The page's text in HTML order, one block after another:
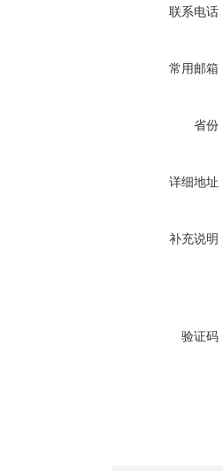
联系电话
常用邮箱
省份
详细地址
补充说明
验证码